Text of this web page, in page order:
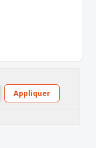
Appliquer